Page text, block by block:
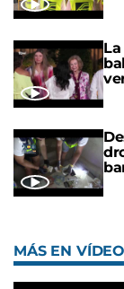
MÁS EN